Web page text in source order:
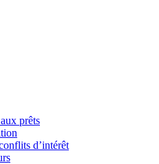
prêts
d’intérêt